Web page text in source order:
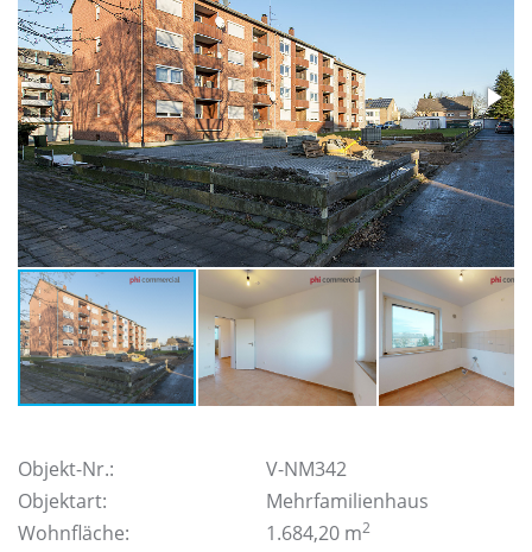
Objekt-Nr.:
V-NM342
Objektart:
Mehrfamilienhaus
Wohnfläche:
1.684,20 m2